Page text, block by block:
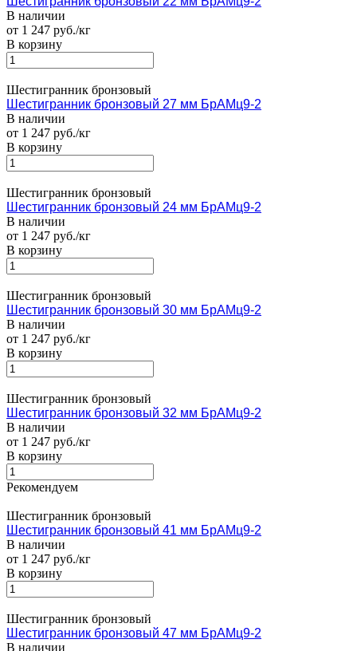
В наличии
от 1 247 руб./кг
В корзину
Шестигранник бронзовый
Шестигранник бронзовый 27 мм БрАМц9-2
В наличии
от 1 247 руб./кг
В корзину
Шестигранник бронзовый
Шестигранник бронзовый 24 мм БрАМц9-2
В наличии
от 1 247 руб./кг
В корзину
Шестигранник бронзовый
Шестигранник бронзовый 30 мм БрАМц9-2
В наличии
от 1 247 руб./кг
В корзину
Шестигранник бронзовый
Шестигранник бронзовый 32 мм БрАМц9-2
В наличии
от 1 247 руб./кг
В корзину
Рекомендуем
Шестигранник бронзовый
Шестигранник бронзовый 41 мм БрАМц9-2
В наличии
от 1 247 руб./кг
В корзину
Шестигранник бронзовый
Шестигранник бронзовый 47 мм БрАМц9-2
В наличии